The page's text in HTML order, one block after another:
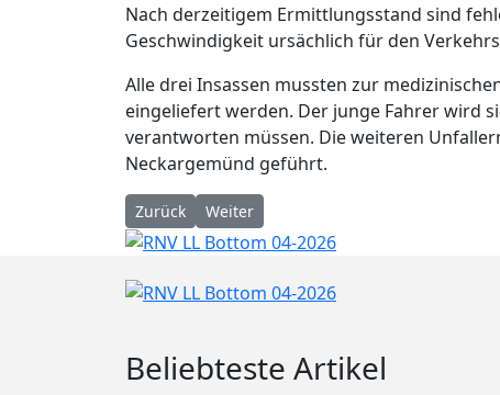
Nach derzeitigem Ermittlungsstand sind
Geschwindigkeit ursächlich für den
Alle drei Insassen mussten zur
eingeliefert werden. Der junge Fahrer wird
verantworten müssen. Die weiteren
Neckargemünd geführt.
Vorheriger Beitrag: Kultur im Kreis: Die
Zurück Nächster Beitrag: „Fest des Sports“
Weiter
Beliebteste Artikel